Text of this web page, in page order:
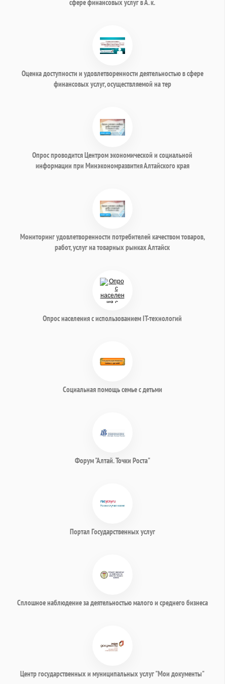
сфере финансовых услуг в А. к.
Оценка доступности и удовлетворенности деятельностью в сфере
финансовых услуг, осуществляемой на тер
Опрос проводится Центром экономической и социальной
информации при Минэкономразвития Алтайского края
Мониторинг удовлетворенности потребителей качеством товаров,
работ, услуг на товарных рынках Алтайск
Опрос населения с использованием IT-технологий
Социальная помощь семье с детьми
Форум "Алтай. Точки Роста"
Портал Государственных услуг
Сплошное наблюдение за деятельностью малого и среднего бизнеса
Центр государственных и муниципальных услуг "Мои документы"